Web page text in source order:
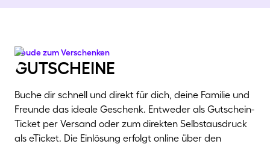
Gutscheine
Freude zum Verschenken
Buche dir schnell und direkt für dich, deine Familie und
Freunde das ideale Geschenk. Entweder als Gutschein-
Ticket per Versand oder zum direkten Selbstausdruck
als eTicket. Die Einlösung erfolgt online über den